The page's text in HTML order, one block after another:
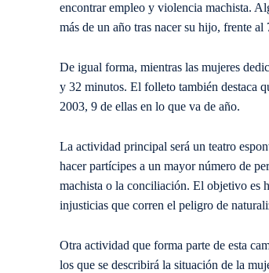
encontrar empleo y violencia machista.
más de un año tras nacer su hijo, frente al
De igual forma, mientras las mujeres
y 32 minutos. El folleto también destaca
2003, 9 de ellas en lo que va de año.
La actividad principal será un teatro
hacer partícipes a un mayor número de
machista o la conciliación. El objetivo es
injusticias que corren el peligro de
Otra actividad que forma parte de esta
los que se describirá la situación de la